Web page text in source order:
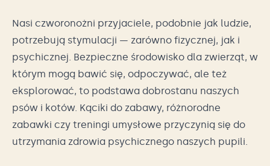
Nasi czworonożni przyjaciele, podobnie jak ludzie,
potrzebują stymulacji — zarówno fizycznej, jak i
psychicznej. Bezpieczne środowisko dla zwierząt, w
którym mogą bawić się, odpoczywać, ale też
eksplorować, to podstawa dobrostanu naszych
psów i kotów. Kąciki do zabawy, różnorodne
zabawki czy treningi umysłowe przyczynią się do
utrzymania zdrowia psychicznego naszych pupili.